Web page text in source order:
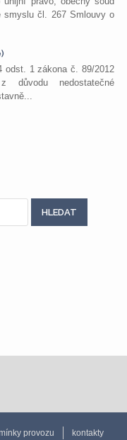
smyslu čl. 267 Smlouvy o
odst. 1 zákona č. 89/2012
důvodu nedostatečné
provozu kontakty